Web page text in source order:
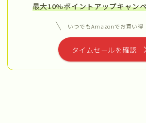
最大10%ポイントアップキャン
いつでもAmazonでお買い得！
タイムセールを確認